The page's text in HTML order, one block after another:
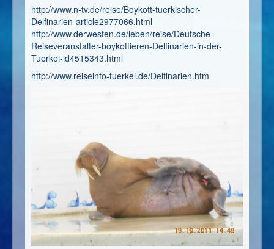
http://www.n-tv.de/reise/Boykott-tuerkischer-
Delfinarien-article2977066.html
http://www.derwesten.de/leben/reise/Deutsche-
Reiseveranstalter-boykottieren-Delfinarien-in-der-
Tuerkei-id4515343.html
http://www.reiseinfo-tuerkei.de/Delfinarien.htm